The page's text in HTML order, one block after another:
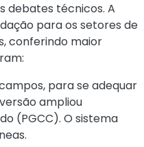
debates técnicos. A
para os setores de
conferindo maior
para se adequar
ampliou
(PGCC). O sistema